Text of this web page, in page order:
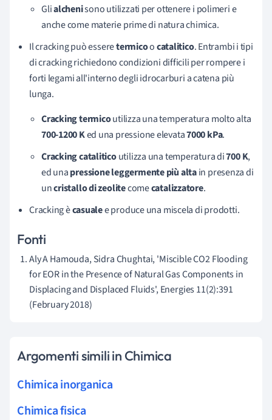
Glialchenisono utilizzati per ottenere i polimeri e
anche come materie prime di natura chimica.
Il cracking può esseretermicoocatalitico. Entrambi i tipi
di cracking richiedono condizioni difficili per rompere i
forti legami all'interno degli idrocarburi a catena più
lunga.
Cracking termicoutilizza una temperatura molto alta
700-1200 Ked una pressione elevata7000 kPa.
Cracking cataliticoutilizza una temperatura di700 K,
ed unapressione leggermentepiùaltain presenza di
uncristallo di zeolitecomecatalizzatore.
Cracking ècasualee produce una miscela di prodotti.
Fonti
Aly A Hamouda, Sidra Chughtai, 'Miscible CO2 Flooding
for EOR in the Presence of Natural Gas Components in
Displacing and Displaced Fluids', Energies 11(2):391
(February 2018)
Argomenti simili in Chimica
Chimica inorganica
Chimica fisica